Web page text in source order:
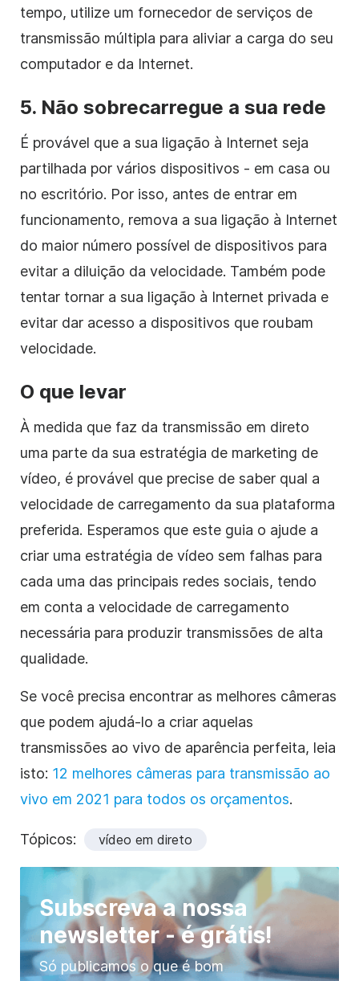
tempo, utilize um fornecedor de serviços de
transmissão múltipla para aliviar a carga do seu
computador e da Internet.
5. Não sobrecarregue a sua rede
É provável que a sua ligação à Internet seja
partilhada por vários dispositivos - em casa ou
no escritório. Por isso, antes de entrar em
funcionamento, remova a sua ligação à Internet
do maior número possível de dispositivos para
evitar a diluição da velocidade. Também pode
tentar tornar a sua ligação à Internet privada e
evitar dar acesso a dispositivos que roubam
velocidade.
O que levar
À medida que faz da transmissão em direto
uma parte da sua estratégia de marketing de
vídeo, é provável que precise de saber qual a
velocidade de carregamento da sua plataforma
preferida. Esperamos que este guia o ajude a
criar uma estratégia de vídeo sem falhas para
cada uma das principais redes sociais, tendo
em conta a velocidade de carregamento
necessária para produzir transmissões de alta
qualidade.
Se você precisa encontrar as melhores câmeras
que podem ajudá-lo a criar aquelas
transmissões ao vivo de aparência perfeita, leia
isto: 12 melhores câmeras para transmissão ao
vivo em 2021 para todos os orçamentos.
Tópicos: vídeo em direto
Subscreva a nossa
newsletter - é grátis!
Só publicamos o que é bom